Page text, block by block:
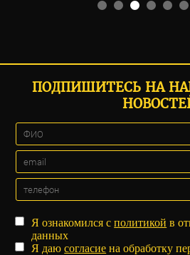
ПОДПИШИТЕСЬ НА
Я ознакомился сполитикой в
данных
Я даюсогласие на обработку